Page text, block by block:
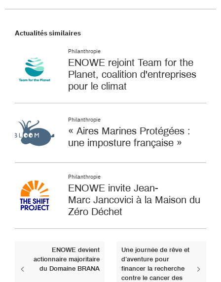
Actualités similaires
Philanthropie
ENOWE rejoint Team for the
Planet, coalition d'entreprises
pour le climat
Philanthropie
« Aires Marines Protégées :
une imposture française »
Philanthropie
ENOWE invite Jean-
Marc Jancovici à la Maison du
Zéro Déchet
ENOWE devient
actionnaire majoritaire
du Domaine BRANA
Une journée de rêve et
d’aventure pour
financer la recherche
contre le cancer des